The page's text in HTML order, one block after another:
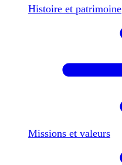
Histoire et patrimoine
Missions et valeurs